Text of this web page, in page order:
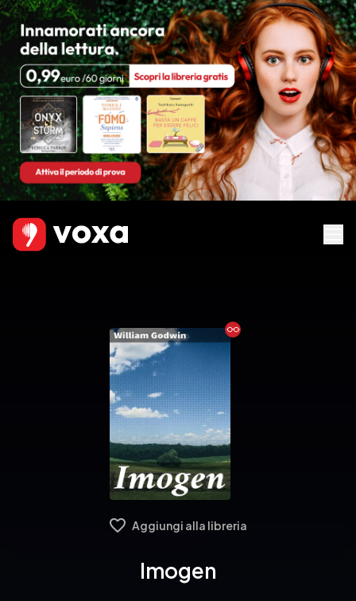
Ebook
Aggiungi alla libreria
Imogen